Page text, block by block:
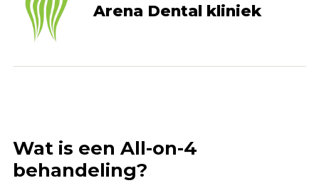
Arena Dental kliniek
Wat is een All-on-4
behandeling?